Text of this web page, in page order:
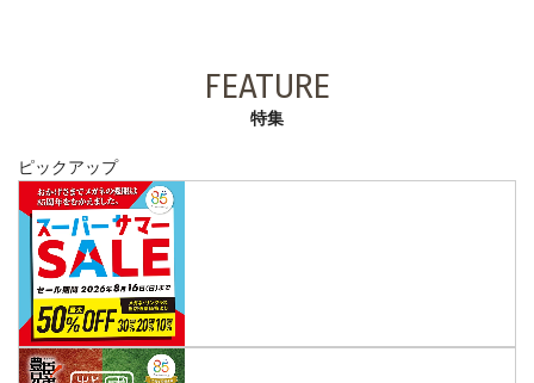
FEATURE
特集
ピックアップ